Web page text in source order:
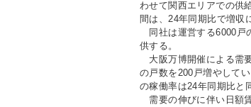
わせて関西エリアでの供
間は、24年同期比で増収
同社は運営する6000戸
供する。
大阪万博開催による需
の戸数を200戸増やして
の稼働率は24年同期比と
需要の伸びに伴い日額